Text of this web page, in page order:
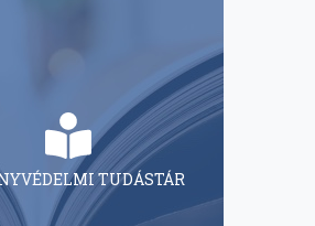
TUDÁSTÁR